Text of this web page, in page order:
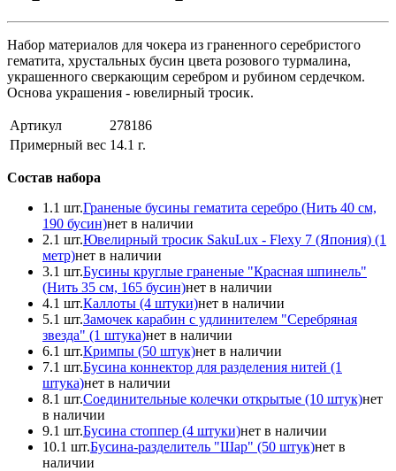
Набор материалов для чокера из граненного серебристого
гематита, хрустальных бусин цвета розового турмалина,
украшенного сверкающим серебром и рубином сердечком.
Основа украшения - ювелирный тросик.
Артикул
278186
Примерный вес 14.1 г.
Состав набора
1.1 шт.Граненые бусины гематита серебро (Нить 40 см,
190 бусин)нет в наличии
2.1 шт.Ювелирный тросик SakuLux - Flexy 7 (Япония) (1
метр)нет в наличии
3.1 шт.Бусины круглые граненые "Красная шпинель"
(Нить 35 см, 165 бусин)нет в наличии
4.1 шт.Каллоты (4 штуки)нет в наличии
5.1 шт.Замочек карабин с удлинителем "Серебряная
звезда" (1 штука)нет в наличии
6.1 шт.Кримпы (50 штук)нет в наличии
7.1 шт.Бусина коннектор для разделения нитей (1
штука)нет в наличии
8.1 шт.Соединительные колечки открытые (10 штук)нет
в наличии
9.1 шт.Бусина стоппер (4 штуки)нет в наличии
10.1 шт.Бусина-разделитель "Шар" (50 штук)нет в
наличии